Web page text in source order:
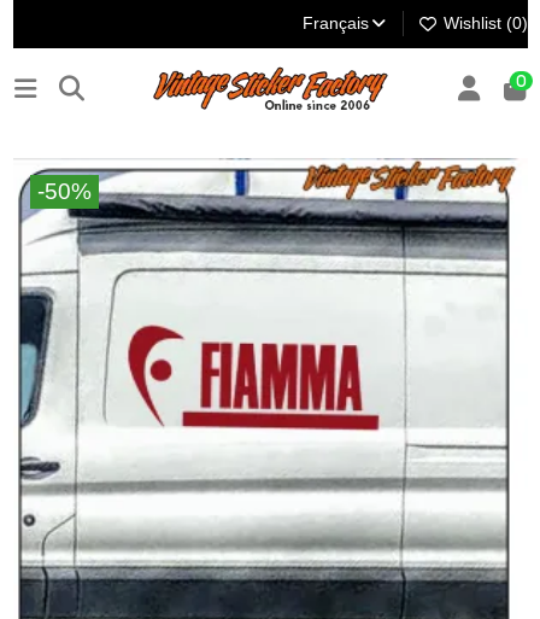
Français Wishlist (0)
0
-50%